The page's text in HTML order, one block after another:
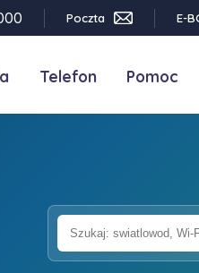
Poczta E-
Telefon Pomoc
Szukaj
bazie